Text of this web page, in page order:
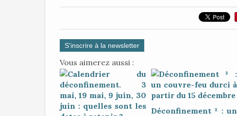
S'inscrire à la newsletter
Vous aimerez aussi :
Déconfinement ² : un